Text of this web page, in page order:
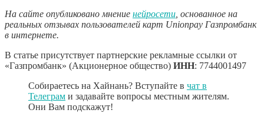
На сайте опубликовано мнение нейросети , основанное на
реальных отзывах пользователей карт Unionpay Газпромбанк
в интернете.
В статье присутствует партнерские рекламные ссылки от
«Газпромбанк» (Акционерное общество) ИНН: 7744001497
Собираетесь на Хайнань? Вступайте в чат в
Телеграм и задавайте вопросы местным жителям.
Они Вам подскажут!